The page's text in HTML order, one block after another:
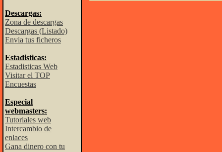
Descargas:
Zona de descargas
Descargas (Listado)
Envia tus ficheros
Estadisticas:
Estadisticas Web
Visitar el TOP
Encuestas
Especial
webmasters:
Tutoriales web
Intercambio de
enlaces
Gana dinero con tu